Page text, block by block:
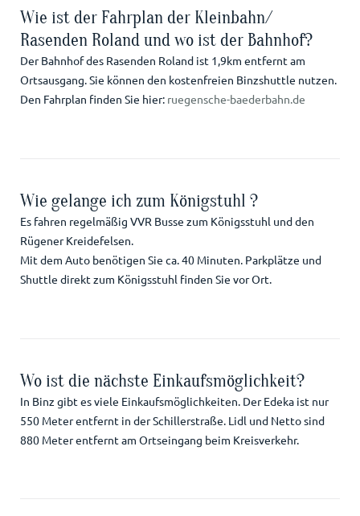
Wie ist der Fahrplan der Kleinbahn/
Rasenden Roland und wo ist der Bahnhof?
Der Bahnhof des Rasenden Roland ist 1,9km entfernt am
Ortsausgang. Sie können den kostenfreien Binzshuttle nutzen.
Den Fahrplan finden Sie hier: ruegensche-baederbahn.de
Wie gelange ich zum Königstuhl ?
Es fahren regelmäßig VVR Busse zum Königsstuhl und den
Rügener Kreidefelsen.
Mit dem Auto benötigen Sie ca. 40 Minuten. Parkplätze und
Shuttle direkt zum Königsstuhl finden Sie vor Ort.
Wo ist die nächste Einkaufsmöglichkeit?
In Binz gibt es viele Einkaufsmöglichkeiten. Der Edeka ist nur
550 Meter entfernt in der Schillerstraße. Lidl und Netto sind
880 Meter entfernt am Ortseingang beim Kreisverkehr.